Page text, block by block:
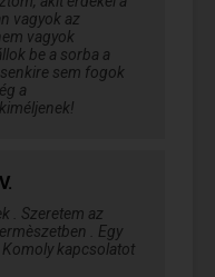
vagyok az
vagyok
be a sorba a
sem fogok
a
. Szeretem az
. Egy
kapcsolatot